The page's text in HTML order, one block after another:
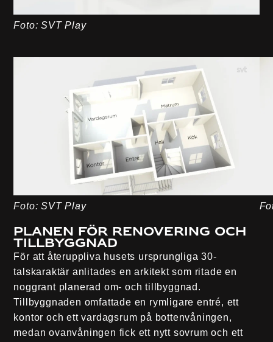
Foto: SVT Play
Foto: SVT Play
Planen för renovering och
tillbyggnad
För att återuppliva husets ursprungliga 30-
talskaraktär anlitades en arkitekt som ritade en
noggrant planerad om- och tillbyggnad.
Tillbyggnaden omfattade en rymligare entré, ett
kontor och ett vardagsrum på bottenvåningen,
medan ovanvåningen fick ett nytt sovrum och ett